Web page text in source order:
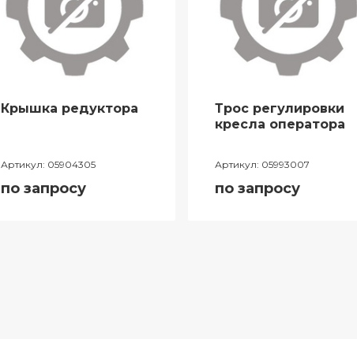
Крышка редуктора
Артикул: 05904305
по запросу
Трос регулировки
кресла оператора
Артикул: 05993007
по запросу